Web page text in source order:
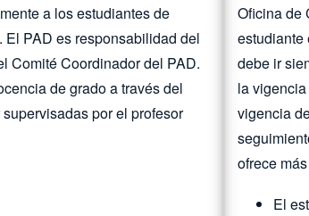
a los estudiantes de
PAD es responsabilidad del
Comité Coordinador del PAD.
de grado a través del
por el profesor
Oficina de
estudiante
debe ir
la
vigencia
ofrece
El